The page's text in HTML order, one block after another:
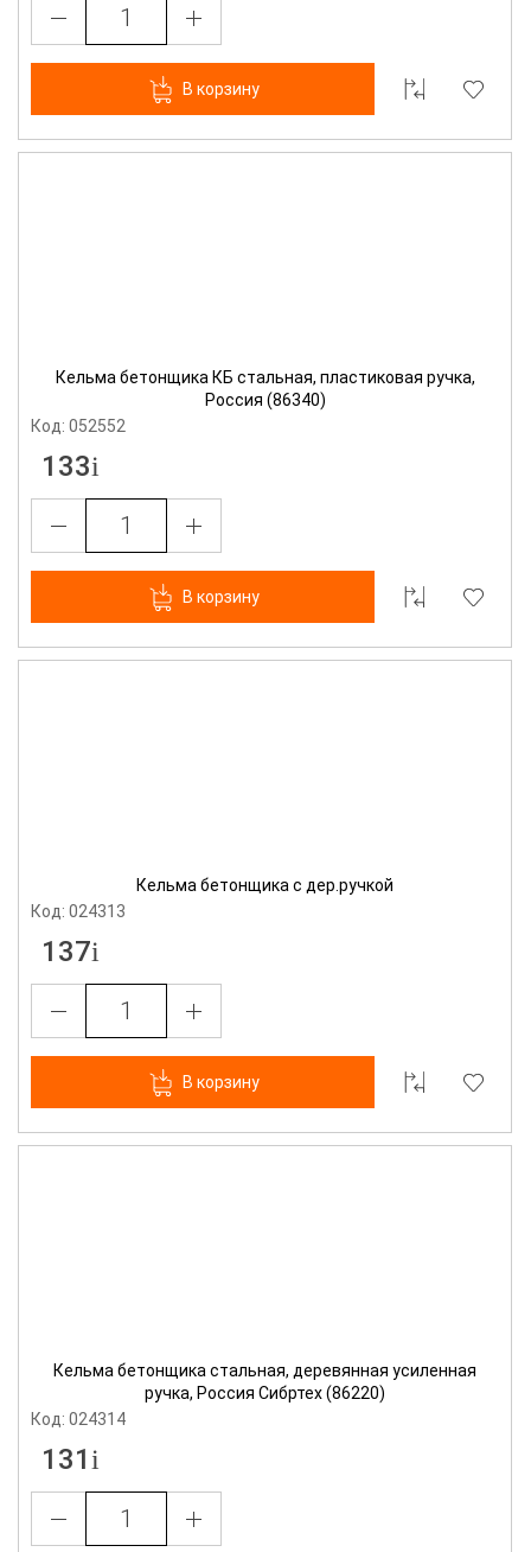
В корзину
Кельма бетонщика КБ стальная, пластиковая ручка,
Россия (86340)
Код: 052552
133
В корзину
Кельма бетонщика с дер.ручкой
Код: 024313
137
В корзину
Кельма бетонщика стальная, деревянная усиленная
ручка, Россия Сибртех (86220)
Код: 024314
131